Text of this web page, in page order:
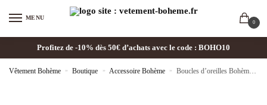
MENU
0
Profitez de -10% dès 50€ d’achats avec le code : BOHO10
Vêtement Bohème » Boutique » Accessoire Bohème » Boucles d’oreilles Bohème Fantaisie